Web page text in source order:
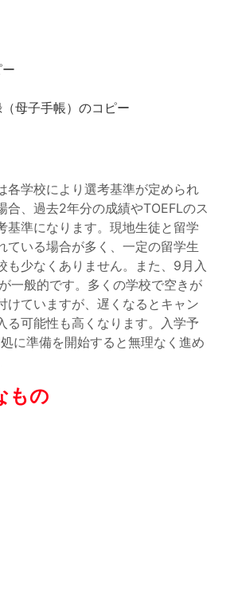
母子手帳）のコピー
各学校により選考基準が定められ
合、過去2年分の成績やTOEFLのス
基準になります。現地生徒と留学
ている場合が多く、一定の留学生
も少なくありません。また、9月入
一般的です。多くの学校で空きが
けていますが、遅くなるとキャン
る可能性も高くなります。入学予
に準備を開始すると無理なく進め
もの